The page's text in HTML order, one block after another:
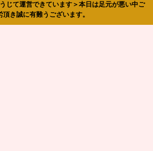
じて運営できています＞本日は足元が悪い中ご
頂き誠に有難うございます。